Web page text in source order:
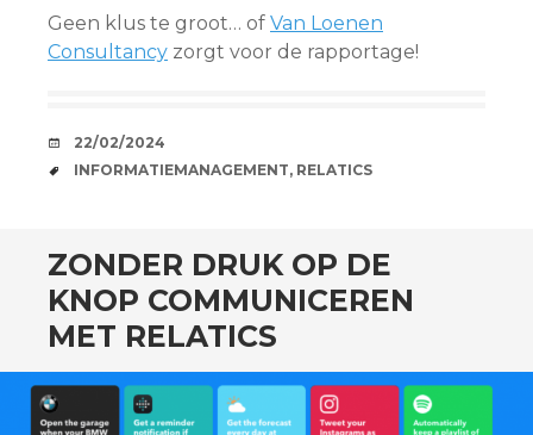
Geen klus te groot… of Van Loenen
Consultancy zorgt voor de rapportage!
AFSPRAAKJE
22/02/2024
TAGS
INFORMATIEMANAGEMENT, RELATICS
ZONDER DRUK OP DE
KNOP COMMUNICEREN
MET RELATICS